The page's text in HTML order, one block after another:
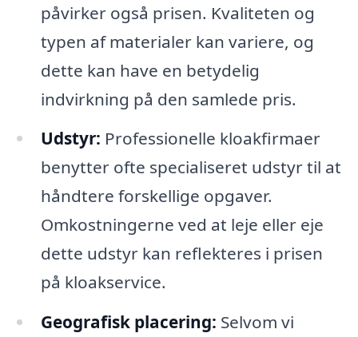
påvirker også prisen. Kvaliteten og
typen af materialer kan variere, og
dette kan have en betydelig
indvirkning på den samlede pris.
Udstyr: Professionelle kloakfirmaer
benytter ofte specialiseret udstyr til at
håndtere forskellige opgaver.
Omkostningerne ved at leje eller eje
dette udstyr kan reflekteres i prisen
på kloakservice.
Geografisk placering: Selvom vi